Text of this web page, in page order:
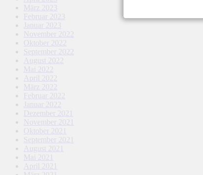
März 2023
Februar 2023
Januar 2023
November 2022
Oktober 2022
September 2022
August 2022
Mai 2022
April 2022
März 2022
Februar 2022
Januar 2022
Dezember 2021
November 2021
Oktober 2021
September 2021
August 2021
Mai 2021
April 2021